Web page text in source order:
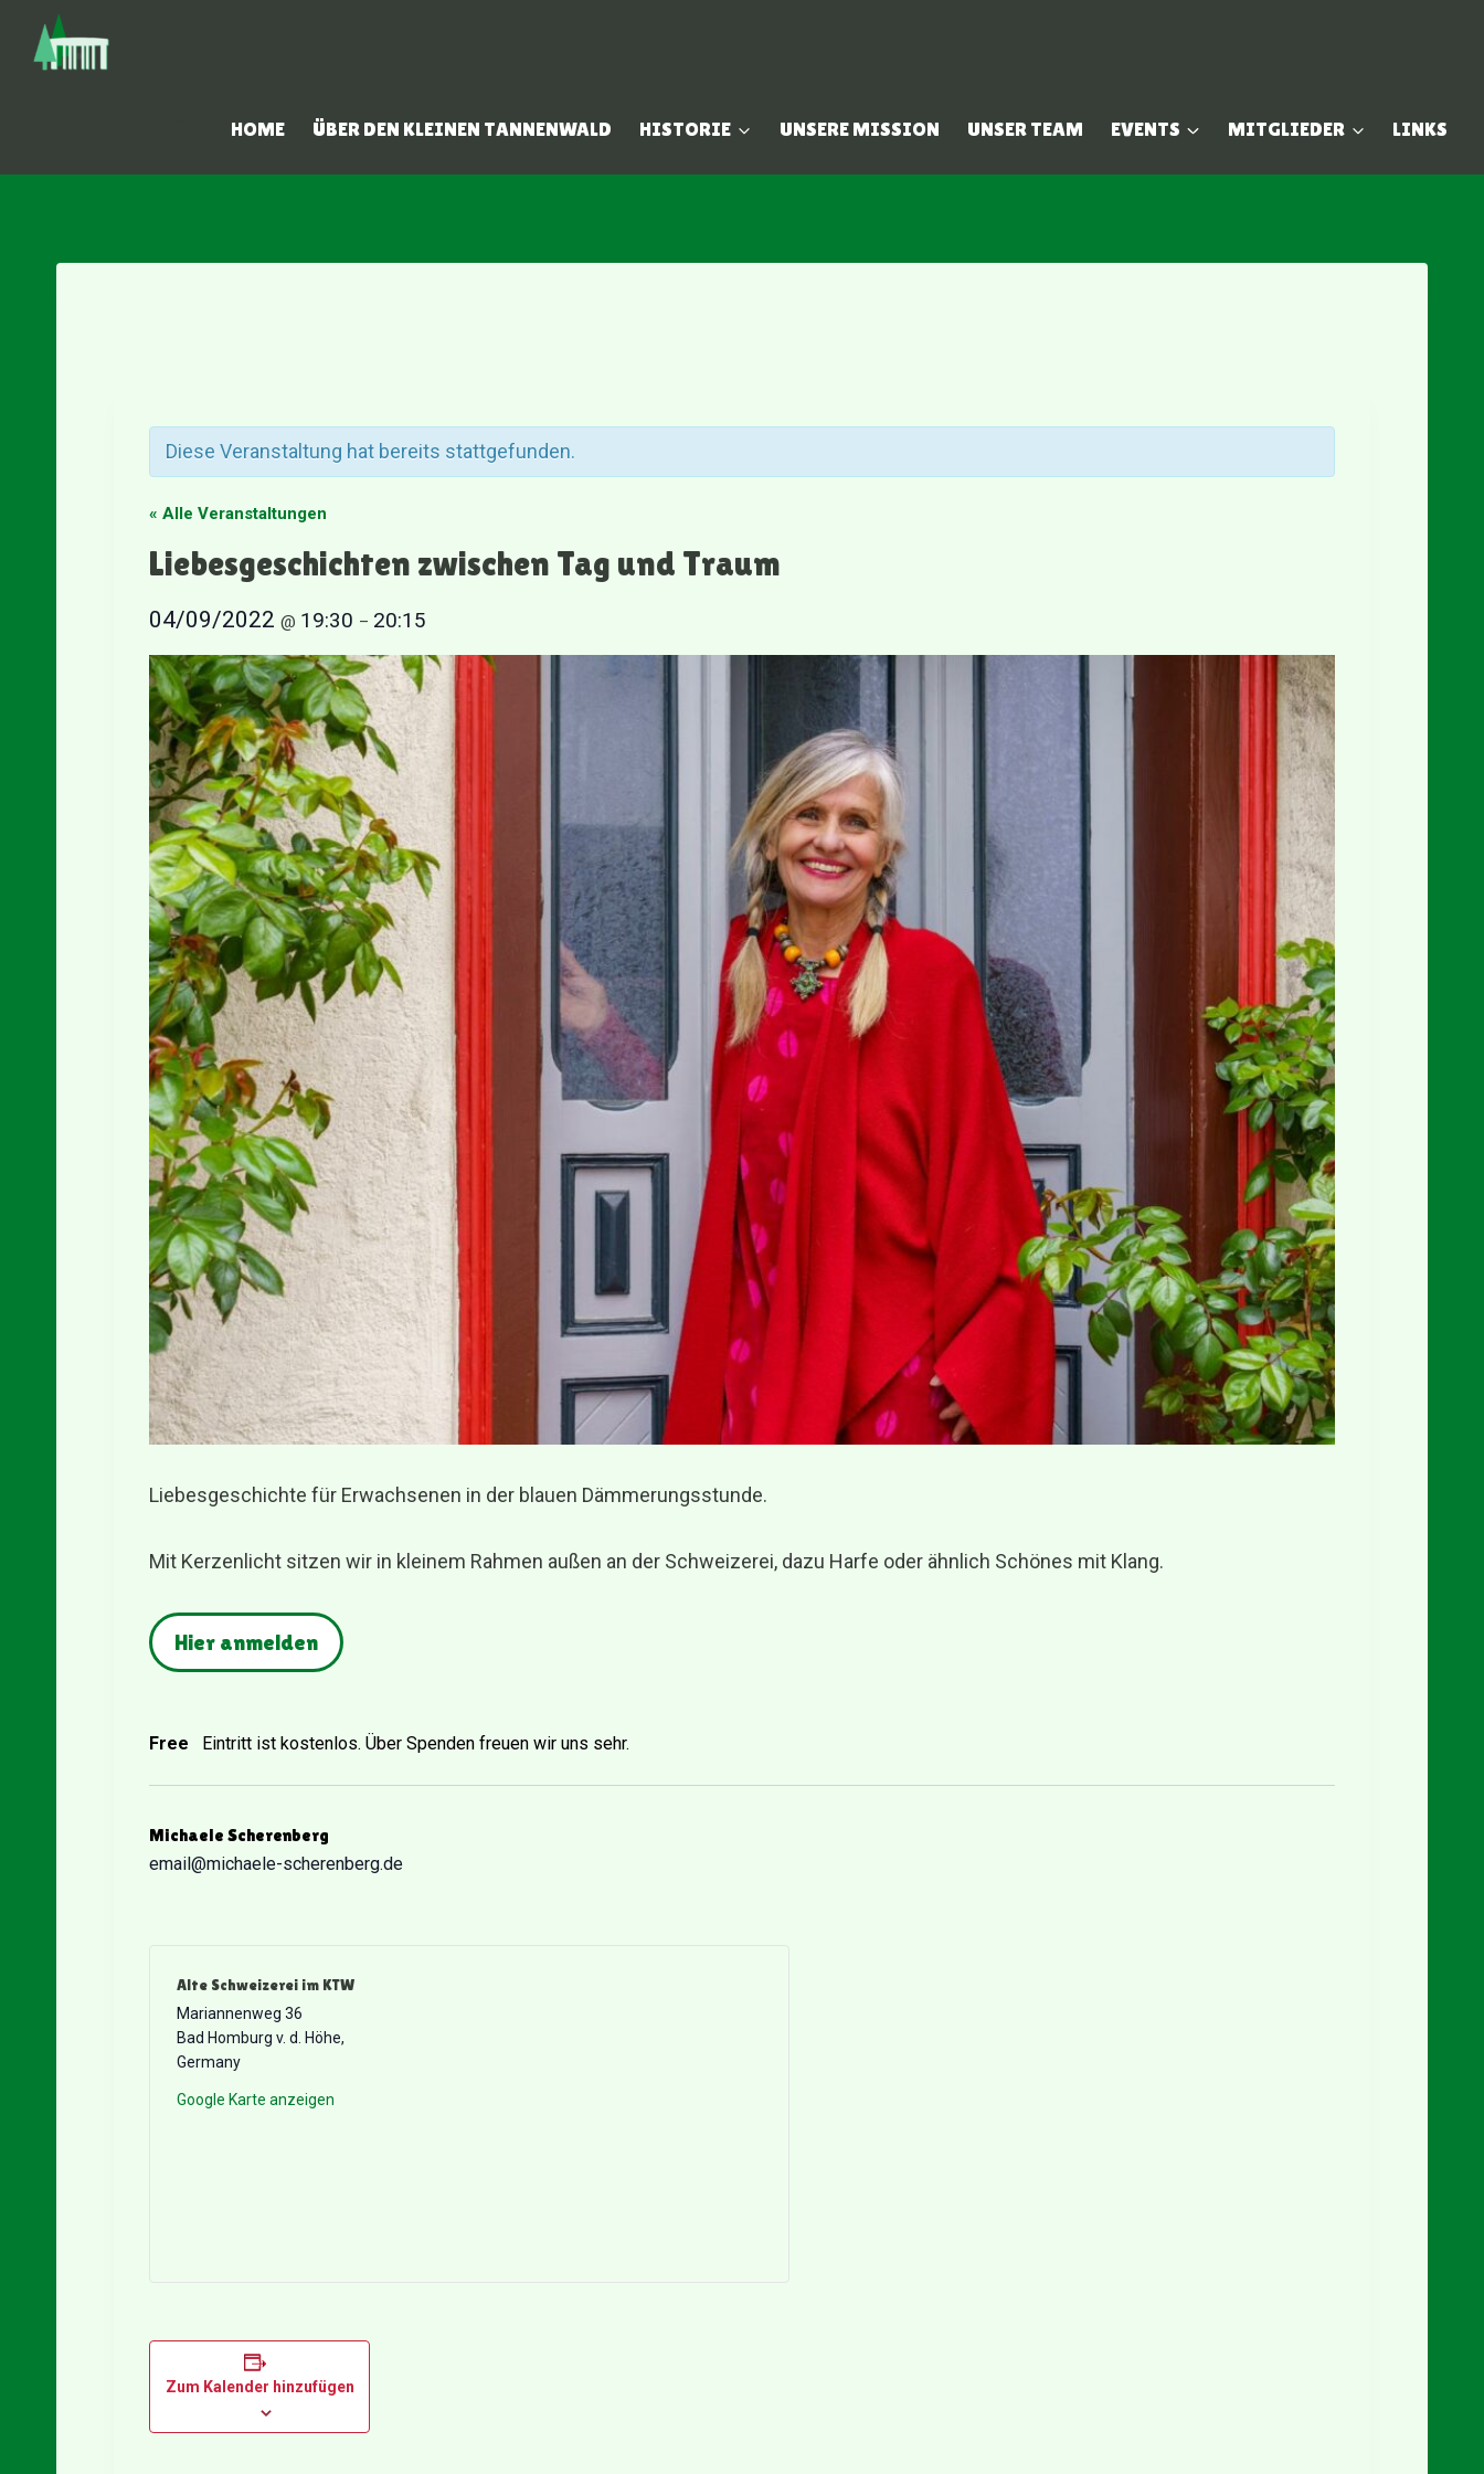
Inhalt
springen
HOME ÜBER DEN KLEINEN TANNENWALD HISTORIE UNSERE MISSION UNSER TEAM EVENTS MITGLIEDER LINKS
Diese Veranstaltung hat bereits stattgefunden.
« Alle Veranstaltungen
Liebesgeschichten zwischen Tag und Traum
04/09/2022 @ 19:30 – 20:15
Liebesgeschichte für Erwachsenen in der blauen Dämmerungsstunde.
Mit Kerzenlicht sitzen wir in kleinem Rahmen außen an der Schweizerei, dazu Harfe oder ähnlich Schönes mit Klang.
Hier anmelden
Free Eintritt ist kostenlos. Über Spenden freuen wir uns sehr.
Michaele Scherenberg
email@michaele-scherenberg.de
Alte Schweizerei im KTW
Mariannenweg 36
Bad Homburg v. d. Höhe,
Germany
Google Karte anzeigen
Zum Kalender hinzufügen